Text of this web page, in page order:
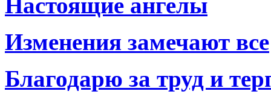
Изменения замечают все
Благодарю за труд и